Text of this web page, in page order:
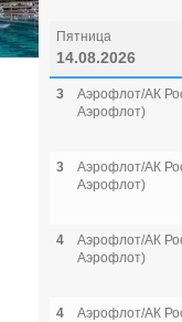
Пятница
14.08.2026
3
Аэрофлот/АК
Аэрофлот)
3
Аэрофлот/АК
Аэрофлот)
4
Аэрофлот/АК
Аэрофлот)
4
Аэрофлот/АК